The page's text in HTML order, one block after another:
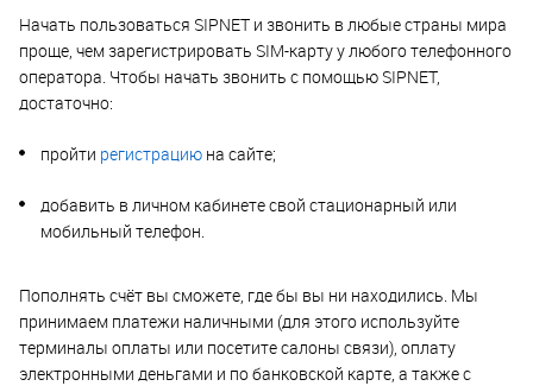
Начать пользоваться SIPNET и звонить в любые страны мира
проще, чем зарегистрировать SIM-карту у любого телефонного
оператора. Чтобы начать звонить с помощью SIPNET,
достаточно:
пройти регистрацию на сайте;
добавить в личном кабинете свой стационарный или
мобильный телефон.
Пополнять счёт вы сможете, где бы вы ни находились. Мы
принимаем платежи наличными (для этого используйте
терминалы оплаты или посетите салоны связи), оплату
электронными деньгами и по банковской карте, а также с